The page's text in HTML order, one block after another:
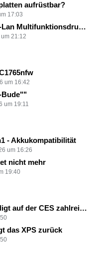
aufrüstbar?
17:03
Multifunktionsdrucker
21:12
um 16:42
Bude""
um 19:11
- Akkukompatibilität
um 16:26
nicht mehr
19:40
zahlreiche Alienware-Neuheiten an
das XPS zurück